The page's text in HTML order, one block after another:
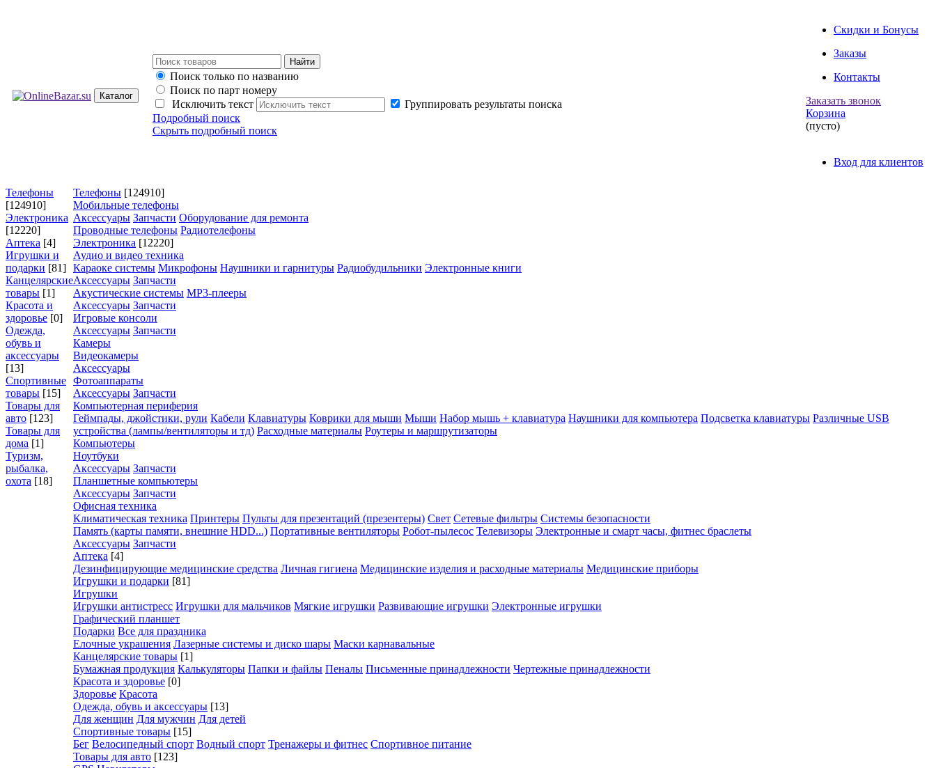
Каталог
Поиск только по названию
Поиск по парт номеру
Исключить текст
Группировать результаты поиска
Подробный поиск
Скрыть подробный поиск
Скидки и Бонусы
Заказы
Контакты
Заказать звонок
Корзина
(пусто)
Вход для клиентов
Телефоны
[124910]
Электроника
[12220]
Аптека [4]
Игрушки и
подарки [81]
Канцелярские
товары [1]
Красота и
здоровье [0]
Одежда,
обувь и
аксессуары
[13]
Спортивные
товары [15]
Товары для
авто [123]
Товары для
дома [1]
Туризм,
рыбалка,
охота [18]
Телефоны [124910]
Мобильные телефоны
Аксессуары Запчасти Оборудование для ремонта
Проводные телефоны Радиотелефоны
Электроника [12220]
Аудио и видео техника
Караоке системы Микрофоны Наушники и гарнитуры Радиобудильники Электронные книги
Аксессуары Запчасти
Акустические системы MP3-плееры
Аксессуары Запчасти
Игровые консоли
Аксессуары Запчасти
Камеры
Видеокамеры
Аксессуары
Фотоаппараты
Аксессуары Запчасти
Компьютерная периферия
Геймпады, джойстики, рули Кабели Клавиатуры Коврики для мыши Мыши Набор мышь + клавиатура Наушники для компьютера Подсветка клавиатуры Различные USB
устройства (лампы/вентиляторы и тд) Расходные материалы Роутеры и маршрутизаторы
Компьютеры
Ноутбуки
Аксессуары Запчасти
Планшетные компьютеры
Аксессуары Запчасти
Офисная техника
Климатическая техника Принтеры Пульты для презентаций (презентеры) Свет Сетевые фильтры Системы безопасности
Память (карты памяти, внешние HDD...) Портативные вентиляторы Робот-пылесос Телевизоры Электронные и смарт часы, фитнес браслеты
Аксессуары Запчасти
Аптека [4]
Дезинфицирующие медицинские средства Личная гигиена Медицинские изделия и расходные материалы Медицинские приборы
Игрушки и подарки [81]
Игрушки
Игрушки антистресс Игрушки для мальчиков Мягкие игрушки Развивающие игрушки Электронные игрушки
Графический планшет
Подарки Все для праздника
Елочные украшения Лазерные системы и диско шары Маски карнавальные
Канцелярские товары [1]
Бумажная продукция Калькуляторы Папки и файлы Пеналы Письменные принадлежности Чертежные принадлежности
Красота и здоровье [0]
Здоровье Красота
Одежда, обувь и аксессуары [13]
Для женщин Для мужчин Для детей
Спортивные товары [15]
Бег Велосипедный спорт Водный спорт Тренажеры и фитнес Спортивное питание
Товары для авто [123]